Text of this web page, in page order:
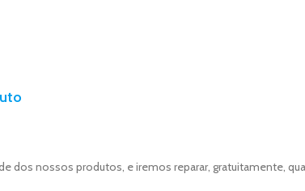
dos nossos produtos, e iremos reparar, gratuitamente,